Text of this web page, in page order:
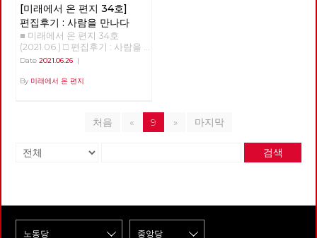
둘레길이라는 경계를 벗어나, 이
재유 선생이 체포된 곳으로 추정
되는 쌍문동 야산과 전태일 열사
생가터를 방문했다. 자연의 사계
를 느낄 수 있었지만, 지워진 시
간과 감춰진 공간을 조금이나마
는 일도, 사는 지역도, 소속된 조
고, 그 만큼 길은 풍성해졌다. 되
돌아 보면, 미처 둘러보지 못하
다. 앞으로 계속 채우고 이어가
북악산과 낙산, 남산과 인왕산을
지나는 길로, 시즌1에 비해 자연
보다는 역사와 문화에 중점을 둔
든 광역당부에서 지방선거 출마
를 준비하고, 그 결과로 지방의
회에 재입성한다. 넷째, 세부적
인 계획은 선거기획단에서 준비
하고, 전국위원회에 제출한다.
당대회 준비가 시작되고 선거
대응이 시작되면서, 기관지 [미
습니다. 기성정치에 매몰된 언론
들을 보며 허수아비 논쟁과 냉소
이 미래를 현실에서 실천하는 올
합물 역시 지층에 새겨져 있다.
뼈'가 엄청나게 발견된다. 닭을
엄청나게 소비하기 때문이다. 인
다. 나머지 4%만이 야생 포유류
한 ‘다방’에 앉아 ‘가베’를 마시는
‘경성레트로’도 그 중 하나입니
다. 가까운 과거로의 복고와 달
리, 경성레트로는 세대와 세대
사이가 아니라 해방을 경계로 시
대와 시대 사이를 뛰어넘습니다.
로부터의 해방 이후 시대에 태어
레트로가 담고 있는 민족주의 서
사에 우리가 이미 친숙한 탓입니
련되게 재해석한 당시의 경성스
타일은, 개방 이후 경성에 들어
지 느끼게 합니다. 그러나 경성
의 실제는 결코 친숙하지도 매력
적이지도 않았습니다. 1920년
피 지난 몇 십 년 간 주된 추세는
국가를 소거하는 것이었다. 주요
간’에 그 권리와 의무를 하나 씩
넘기며, 권력은 국제적인 자본들
으로 상품과 자본이 움직일 수
있도록 세계를 연결하였고, 그렇
게 연결된 세계에서 개별 국가들
이상하고 괴상한 사회를 위로가
바꿀 순 없지만, 난 고마웠다. 늘
불안정한 취준생으로서 생산적
인 역할에서 도태됐다는 무의식
적 불안감과 압박감에 놓여있지
만, 박수영 동지의 말은 정말 큰
힘이 되고 있다. 우리는 어떻게
해야 서로의 손을 잡을 수 있을
것 같았지만, 책을 펼친 후 본 사
회 꼬락서니는 개판이었다. 이
책에 등장하는 청년들은 철저하
적대시한다. 정규직과 비정규직,
사회 속에서 서로의 손을 잡지
못하고 이렇게 ‘적’이 된 이유가
[미래에서 온 편지 34호]
편집후기 : 사람을 만나다
■ 미래에서 온 편지 34호
(2021.06.) □ 편집후기 : 사람을
만나다 적야 사람을 만나다.
원 000입니다”로 시작하는 기
받는 사람)를 섭외하고 만나는
가들이 많다는 것을 새삼 느낀
다. 34호에서는 청소년청년위
생 당원이다. 4월 산업재해로 죽
Date 2021.06.26 |
By 미래에서 온 편지
처음 « 9 » 마지막
검색